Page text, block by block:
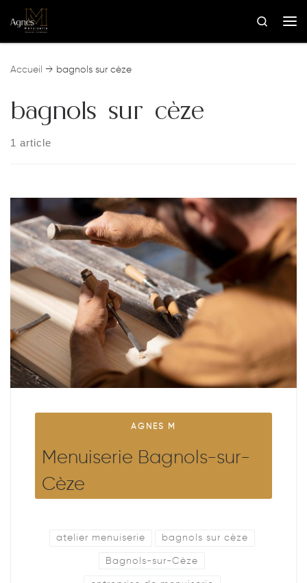
Skip to content
Search
Accueil → bagnols sur cèze
bagnols sur cèze
1 article
AGNES M
Menuiserie Bagnols-sur-
Cèze
atelier menuiserie bagnols sur cèze
Bagnols-sur-Cèze